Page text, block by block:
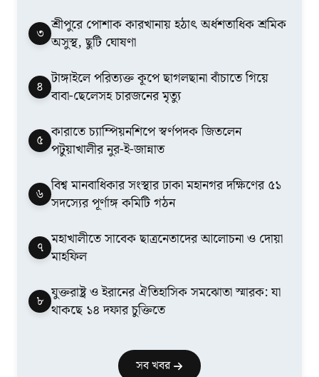
৩ শ্রীপুরে পোশাক কারখানায় হঠাৎ অর্ধশতাধিক শ্রমিক
অসুস্থ, ছুটি ঘোষণা
৪ টাঙ্গাইলে পরিত্যক্ত কূপে ছাগলছানা বাঁচাতে গিয়ে
বাবা-ছেলেসহ চারজনের মৃত্যু
৫ কারাতে চ্যাম্পিয়নশিপে স্বর্ণপদক জিতলেন
পটুয়াখালীর নুর-ই-জান্নাত
৬ বিশ্ব মানবাধিকার সংস্থার ঢাকা মহানগর দক্ষিণের ৫১
সদস্যের পূর্ণাঙ্গ কমিটি গঠন
৭ মহাখালীতে সাবেক ছাত্রনেতাদের আলোচনা ও দোয়া
মাহফিল
৮ যুক্তরাষ্ট্র ও ইরানের ঐতিহাসিক সমঝোতা স্মারক: যা
থাকছে ১৪ দফার চুক্তিতে
সব খবর